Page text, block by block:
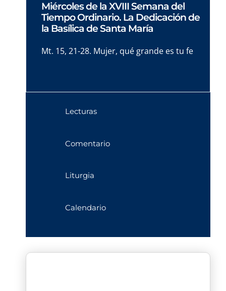
Miércoles de la XVIII Semana del
Tiempo Ordinario. La Dedicación de
la Basílica de Santa María
Mt. 15, 21-28. Mujer, qué grande es tu fe
Lecturas
Comentario
Liturgia
Calendario